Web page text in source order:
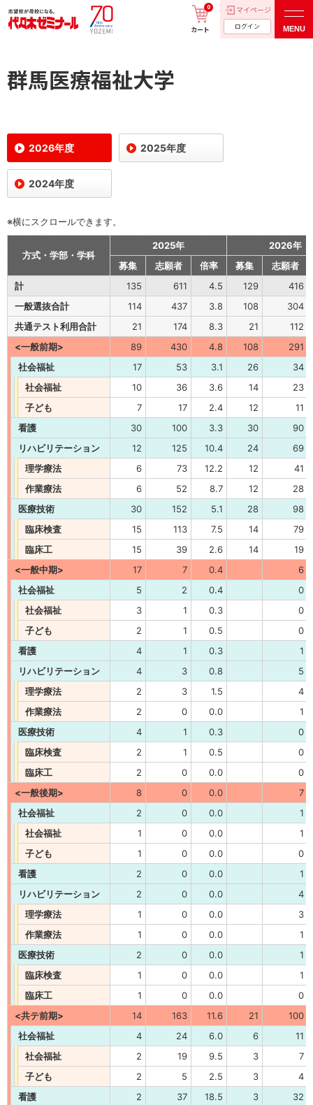
カート
0 マイページ
ログイン MENU
群馬医療福祉大学
2026年度 2025年度
2024年度
※横にスクロールできます。
方式・学部・学科
2025年
2026年
募集
志願者 倍率 募集
志願者
計
135 611 4.5 129
416
一般選抜合計
114 437 3.8 108
304
共通テスト利用合計
21 174 8.3 21
112
<一般前期>
89 430 4.8 108
291
社会福祉
17 53 3.1 26
34
社会福祉
10 36 3.6 14
23
子ども
7 17 2.4 12
11
看護
30 100 3.3 30
90
リハビリテーション
12 125 10.4 24
69
理学療法
6 73 12.2 12
41
作業療法
6 52 8.7 12
28
医療技術
30 152 5.1 28
98
臨床検査
15 113 7.5 14
79
臨床工
15 39 2.6 14
19
<一般中期>
17 7 0.4
6
社会福祉
5 2 0.4
0
社会福祉
3 1 0.3
0
子ども
2 1 0.5
0
看護
4 1 0.3
1
リハビリテーション
4 3 0.8
5
理学療法
2 3 1.5
4
作業療法
2 0 0.0
1
医療技術
4 1 0.3
0
臨床検査
2 1 0.5
0
臨床工
2 0 0.0
0
<一般後期>
8 0 0.0
7
社会福祉
2 0 0.0
1
社会福祉
1 0 0.0
1
子ども
1 0 0.0
0
看護
2 0 0.0
1
リハビリテーション
2 0 0.0
4
理学療法
1 0 0.0
3
作業療法
1 0 0.0
1
医療技術
2 0 0.0
1
臨床検査
1 0 0.0
1
臨床工
1 0 0.0
0
<共テ前期>
14 163 11.6 21
100
社会福祉
4 24 6.0 6
11
社会福祉
2 19 9.5 3
7
子ども
2 5 2.5 3
4
看護
2 37 18.5 3
32